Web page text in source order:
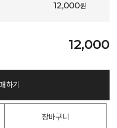
12,000원
12,000
하기
장바구니